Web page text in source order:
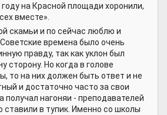
на Красной площади хоронили,
вместе».
скамьи и по сейчас люблю и
времена было очень
правду, так как уклон был
сторону. Но когда в голове
то на них должен быть ответ и не
и достаточно часто за свои
получал нагоняи - преподавателей
ставили в тупик. Именно со школы